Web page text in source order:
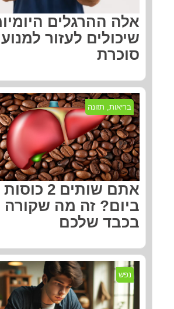
אלה ההרגלים
שיכולים לעזור למנוע
סוכרת
בריאות, תזונה
אתם שותים 2
ביום? זה מה שקורה
בכבד שלכם
נפש